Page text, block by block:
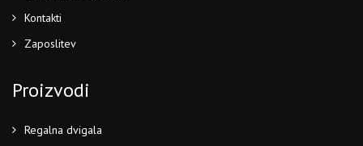
Kontakti
Zaposlitev
Proizvodi
Regalna dvigala